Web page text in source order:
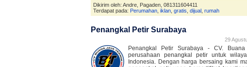
Dikirim oleh: Andre, Pagaden, 081311604411
Terdapat pada: Perumahan iklan gratis dijual rumah
Penangkal Petir Surabaya
29
Penangkal Petir Surabaya - CV.
perusahaan penangkal petir untuk
Indonesia. Dengan harga bersaing kami